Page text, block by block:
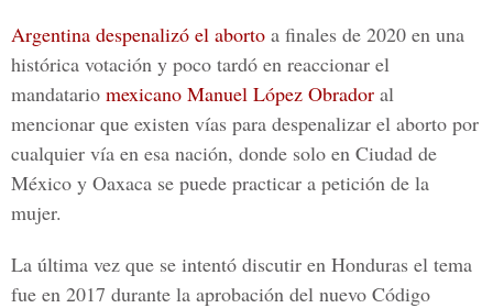
Argentina despenalizó el aborto a finales de 2020 en una
histórica votación y poco tardó en reaccionar el
mandatario mexicano Manuel López Obrador al
mencionar que existen vías para despenalizar el aborto por
cualquier vía en esa nación, donde solo en Ciudad de
México y Oaxaca se puede practicar a petición de la
mujer.
La última vez que se intentó discutir en Honduras el tema
fue en 2017 durante la aprobación del nuevo Código